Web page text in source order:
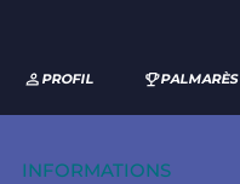
INFORMATIONS
PROFIL PALMARÈS